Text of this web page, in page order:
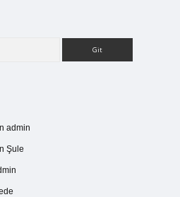
admin
Şule